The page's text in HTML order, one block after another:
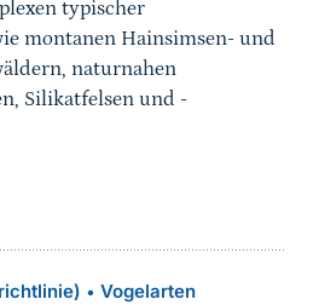
typischer
montanen Hainsimsen- und
naturnahen
Silikatfelsen und -
• Vogelarten